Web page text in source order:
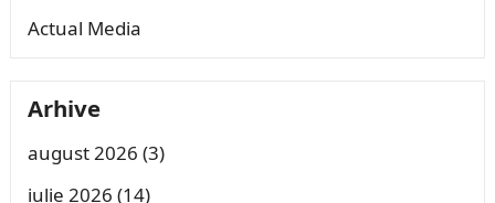
Actual Media
Arhive
august 2026 (3)
iulie 2026 (14)